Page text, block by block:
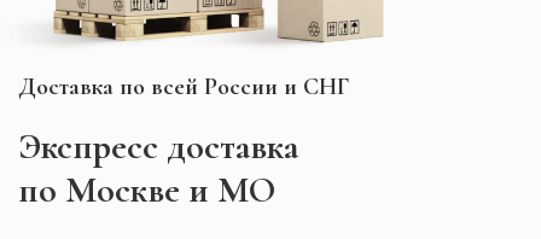
Доставка по всей России и СНГ
Экспресс доставка
по Москве и МО